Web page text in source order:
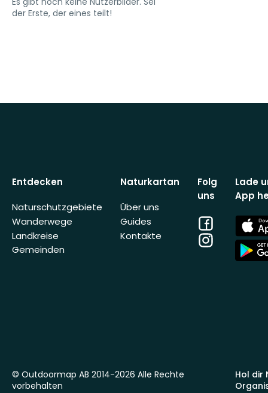
der Erste, der eines teilt!
Entdecken
Naturschutzgebiete
Wanderwege
Landkreise
Gemeinden
Naturkartan
Über uns
Guides
Kontakte
Folg
uns
Facebook
Instagram
Lade
App
App
Store
App
Store
Hol dir
© Outdoormap AB 2014-2026 Alle Rechte
vorbehalten